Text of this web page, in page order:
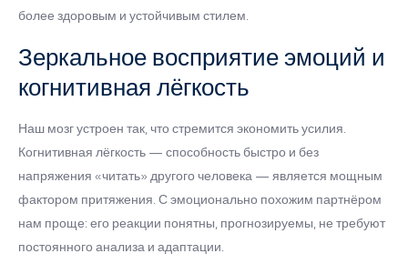
более здоровым и устойчивым стилем.
Зеркальное восприятие эмоций и
когнитивная лёгкость
Наш мозг устроен так, что стремится экономить усилия.
Когнитивная лёгкость — способность быстро и без
напряжения «читать» другого человека — является мощным
фактором притяжения. С эмоционально похожим партнёром
нам проще: его реакции понятны, прогнозируемы, не требуют
постоянного анализа и адаптации.